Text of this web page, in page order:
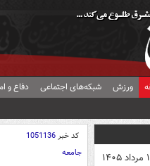
ورزش شبکه‌های اجتماعی دفاع و
کد خبر1051136
جامعه